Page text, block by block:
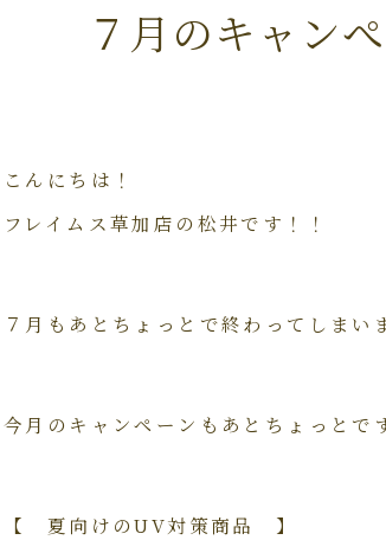
７月のキャン
こんにちは！
フレイムス草加店の松井です！！
７月もあとちょっとで終わってしまい
今月のキャンペーンもあとちょっとで
【 夏向けのUV対策商品 】